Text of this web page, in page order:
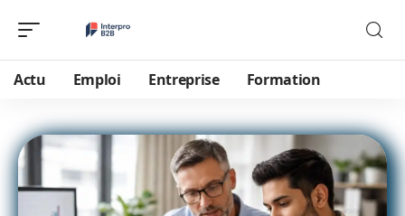
Actu Emploi Entreprise Formation